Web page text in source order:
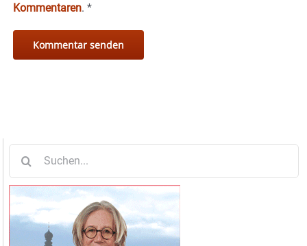
Kommentaren. *
nach: